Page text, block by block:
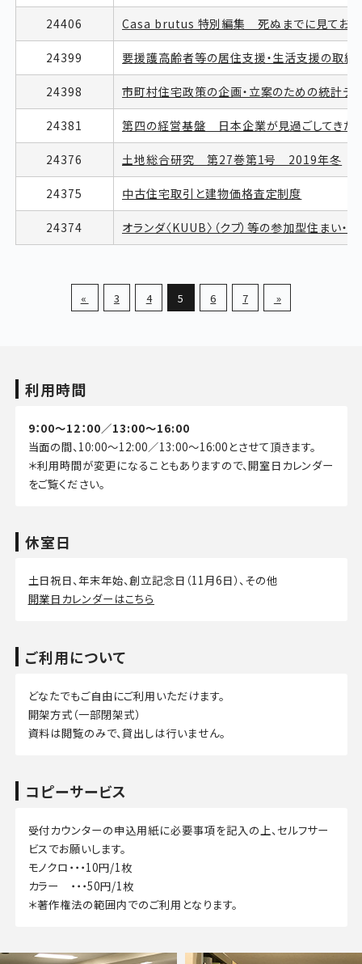
24406 Casa brutus 特別編集 死ぬまでに見ておく
24399 要援護高齢者等の居住支援・生活支援の
24398 市町村住宅政策の企画・立案のための統計
24381 第四の経営基盤 日本企業が見過ごしてきたフ
24376 土地総合研究 第27巻第1号 2019年冬
24375 中古住宅取引と建物価格査定制度
24374 オランダ〈KUUB〉（クブ）等の参加型住ま
« 3 4 5 6 7 »
利用時間
9：00～12：00／13:00～16:00
当面の間、10:00～12:00／13:00～16:00とさせて頂きます。
＊利用時間が変更になることもありますので、開室日カレンダー
をご覧ください。
休室日
土日祝日、年末年始、創立記念日（11月6日）、その他
開業日カレンダーはこちら
ご利用について
どなたでもご自由にご利用いただけます。
開架方式（一部閉架式）
資料は閲覧のみで、貸出しは行いません。
コピーサービス
受付カウンターの申込用紙に必要事項を記入の上、セルフサー
ビスでお願いします。
モノクロ・・・10円/1枚
カラー ・・・50円/1枚
＊著作権法の範囲内でのご利用となります。